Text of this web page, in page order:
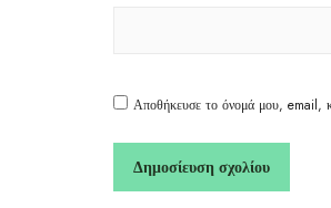
Αποθήκευσε το όνομά μου, email,